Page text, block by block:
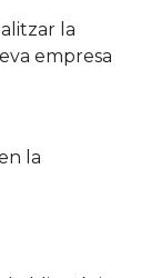
la
empresa
la